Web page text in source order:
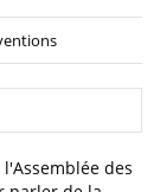
des